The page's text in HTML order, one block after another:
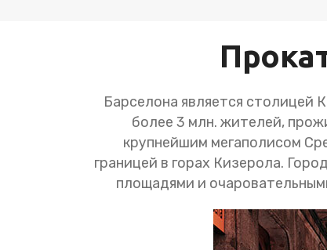
Барселона является столицей
более 3 млн. жителей,
крупнейшим мегаполисом
границей в горах Кизерола.
площадями и